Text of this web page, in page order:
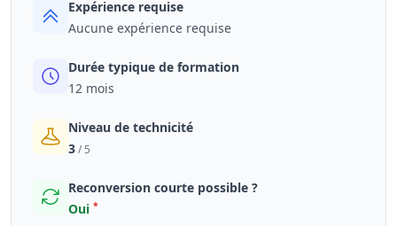
Expérience requise
Aucune expérience requise
Durée typique de formation
12 mois
Niveau de technicité
3/ 5
Reconversion courte possible ?
Oui *